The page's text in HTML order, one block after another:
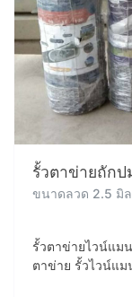
รั้วตาข่ายถัก
ขนาดลวด 2.5 มิล
รั้วตาข่ายไวน์แม
ตาข่าย รั้วไวน์แ